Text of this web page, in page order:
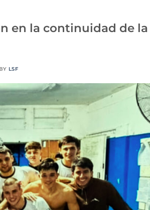
en la continuidad de la
BY LSF